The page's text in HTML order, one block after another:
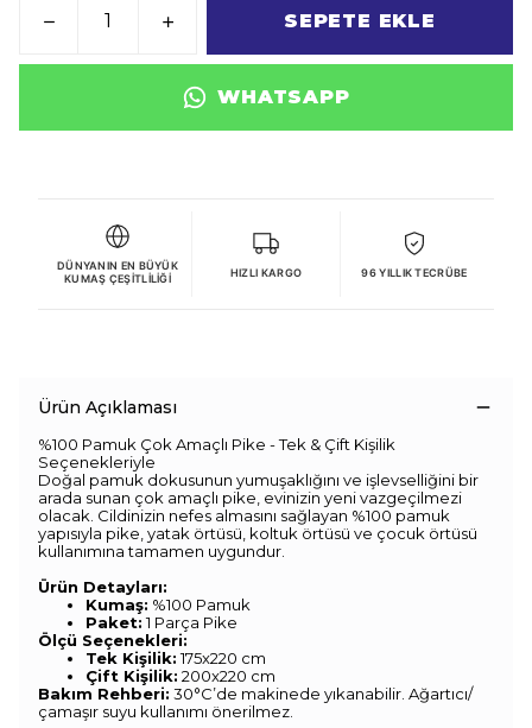
SEPETE EKLE
WHATSAPP
DÜNYANIN EN BÜYÜK
KUMAŞ ÇEŞITLILIĞI
HIZLI KARGO 96 YILLIK TECRÜBE
Ürün Açıklaması
%100 Pamuk Çok Amaçlı Pike - Tek & Çift Kişilik
Seçenekleriyle
Doğal pamuk dokusunun yumuşaklığını ve işlevselliğini bir
arada sunan çok amaçlı pike, evinizin yeni vazgeçilmezi
olacak. Cildinizin nefes almasını sağlayan %100 pamuk
yapısıyla pike, yatak örtüsü, koltuk örtüsü ve çocuk örtüsü
kullanımına tamamen uygundur.
Ürün Detayları:
Kumaş: %100 Pamuk
Paket:1 Parça Pike
Ölçü Seçenekleri:
Tek Kişilik:175x220 cm
Çift Kişilik: 200x220 cm
Bakım Rehberi: 30°C’de makinede yıkanabilir. Ağartıcı/
çamaşır suyu kullanımı önerilmez.